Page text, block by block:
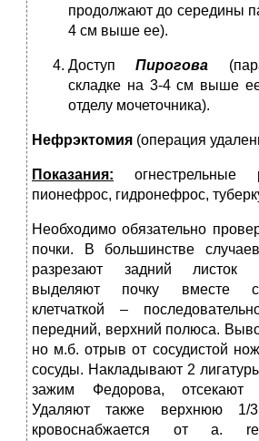
продолжают до середины
4 см выше ее).
ДоступПирогова
складке на 3-4 см выше
отделу мочеточника).
Нефрэктомия (операция
Показания:
огнестрельные
пионефрос, гидронефрос,
Необходимо обязательно
почки. В большинстве
разрезают задний листок
выделяют почку вместе с
клетчаткой –
передний, верхний полюса.
но м.б. отрыв от сосудистой
сосуды. Накладывают 2
зажим Федорова, отсекают
Удаляют также верхнюю 1/3
кровоснабжается от а.